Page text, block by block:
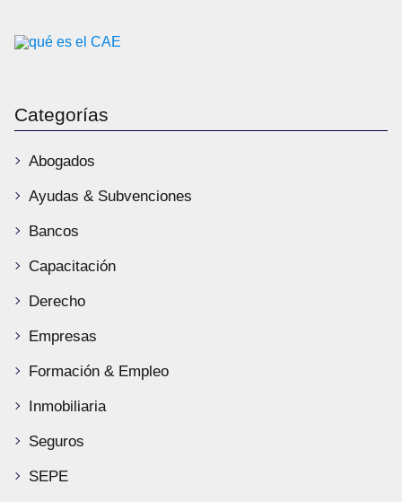
Categorías
Abogados
Ayudas & Subvenciones
Bancos
Capacitación
Derecho
Empresas
Formación & Empleo
Inmobiliaria
Seguros
SEPE